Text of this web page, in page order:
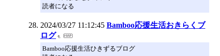
読者になる
2024/03/27 11:12:45 Bamboo応援生活おきらくブ
ログ
Bamboo応援生活ひきずるブログ